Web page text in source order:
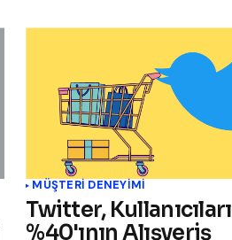
MÜŞTERI DENEYIMI
Twitter,
%40'ının Alışveriş